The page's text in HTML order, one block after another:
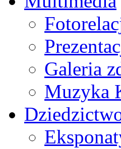
Galeria
Muzyka